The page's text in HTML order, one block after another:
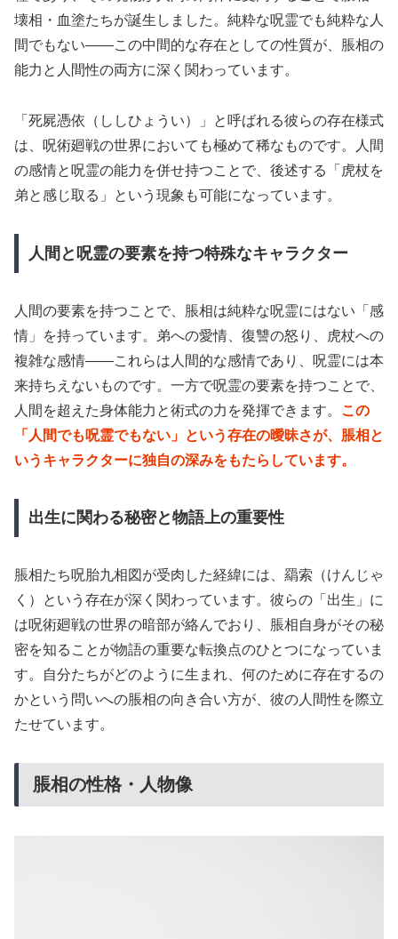
壊相・血塗たちが誕生しました。純粋な呪霊でも純粋な人
間でもない——この中間的な存在としての性質が、脹相の
能力と人間性の両方に深く関わっています。
「死屍憑依（ししひょうい）」と呼ばれる彼らの存在様式
は、呪術廻戦の世界においても極めて稀なものです。人間
の感情と呪霊の能力を併せ持つことで、後述する「虎杖を
弟と感じ取る」という現象も可能になっています。
人間と呪霊の要素を持つ特殊なキャラクター
人間の要素を持つことで、脹相は純粋な呪霊にはない「感
情」を持っています。弟への愛情、復讐の怒り、虎杖への
複雑な感情——これらは人間的な感情であり、呪霊には本
来持ちえないものです。一方で呪霊の要素を持つことで、
人間を超えた身体能力と術式の力を発揮できます。 この
「人間でも呪霊でもない」という存在の曖昧さが、脹相と
いうキャラクターに独自の深みをもたらしています。
出生に関わる秘密と物語上の重要性
脹相たち呪胎九相図が受肉した経緯には、羂索（けんじゃ
く）という存在が深く関わっています。彼らの「出生」に
は呪術廻戦の世界の暗部が絡んでおり、脹相自身がその秘
密を知ることが物語の重要な転換点のひとつになっていま
す。自分たちがどのように生まれ、何のために存在するの
かという問いへの脹相の向き合い方が、彼の人間性を際立
たせています。
脹相の性格・人物像